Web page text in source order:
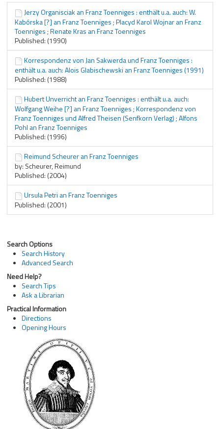
Jerzy Organisciak an Franz Toenniges : enthält u.a. auch: W.
Kabórska [?] an Franz Toenniges ; Placyd Karol Wojnar an Franz
Toenniges ; Renate Kras an Franz Toenniges
Published: (1990)
Korrespondenz von Jan Sakwerda und Franz Toenniges :
enthält u.a. auch: Alois Glabischewski an Franz Toenniges (1991)
Published: (1988)
Hubert Unverricht an Franz Toenniges : enthält u.a. auch:
Wolfgang Weihe [?] an Franz Toenniges ; Korrespondenz von
Franz Toenniges und Alfred Theisen (Senfkorn Verlag) ; Alfons
Pohl an Franz Toenniges
Published: (1996)
Reimund Scheurer an Franz Toenniges
by: Scheurer, Reimund
Published: (2004)
Ursula Petri an Franz Toenniges
Published: (2001)
Search Options
Search History
Advanced Search
Need Help?
Search Tips
Ask a Librarian
Practical Information
Directions
Opening Hours